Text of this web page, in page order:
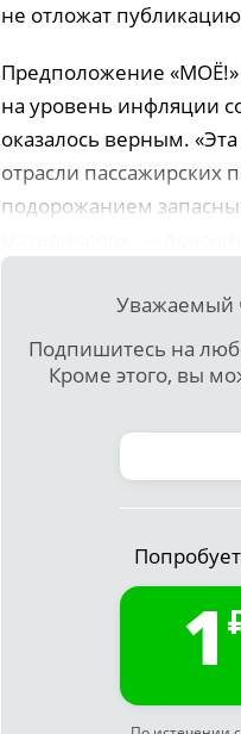
не отложат
Предположение «МОЁ!»
на уровень инфляции
оказалось верным.
отрасли пассажирских
подорожанием
Уважаемый
Подпишитесь на
Кроме этого, вы
1